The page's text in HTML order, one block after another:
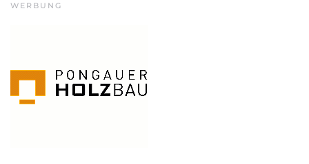
WERBUNG